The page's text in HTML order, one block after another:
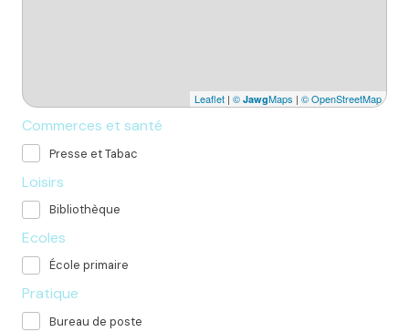
Leaflet | © JawgMaps | © OpenStreetMap
Commerces et santé
Presse et Tabac
Loisirs
Bibliothèque
Ecoles
École primaire
Pratique
Bureau de poste